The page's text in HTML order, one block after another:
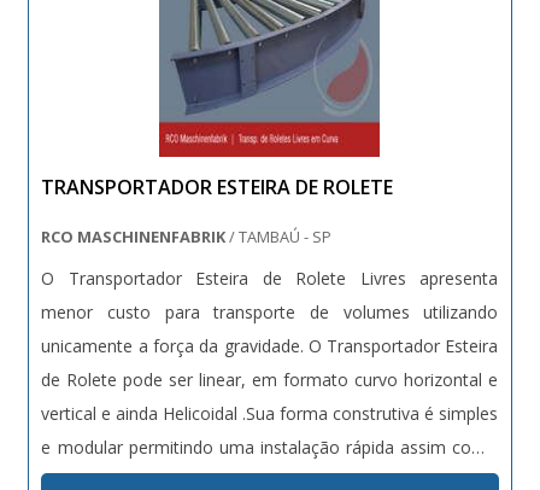
TRANSPORTADOR ESTEIRA DE ROLETE
RCO MASCHINENFABRIK/ TAMBAÚ - SP
O Transportador Esteira de Rolete Livres apresenta
menor custo para transporte de volumes utilizando
unicamente a força da gravidade. O Transportador Esteira
de Rolete pode ser linear, em formato curvo horizontal e
vertical e ainda Helicoidal .Sua forma construtiva é simples
e modular permitindo uma instalação rápida assim como
baixa e fácil manutenção. O Transportador Esteira de